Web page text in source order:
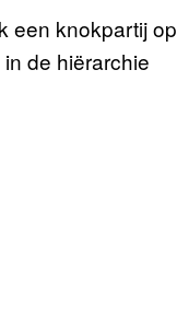
een knokpartij op
de hiërarchie